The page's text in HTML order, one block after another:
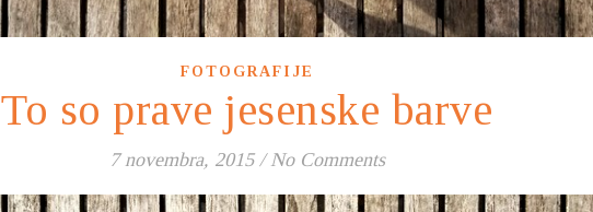
FOTOGRAFIJE
To so prave jesenske barve
7 novembra, 2015 / No Comments